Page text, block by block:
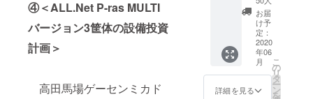
④＜ALL.Net P-ras MULTI
バージョン3筐体の設備投資
計画＞
高田馬場ゲーセンミカド
な
一緒に
遊ぼう
よとい
うイベ
ントで
※お好
きな配
信及び
大会に
は、タ
イトル
前を
ます
が、ミ
ド
らしい
ツとな
（押切
蓮介先
生サイ
ン入
り）
＋池
田店長
Live！
！その
１ ファ
ン必見
の限定
トーク
Liveを
実施し
お届
け予
定：
2020
年06
月
詳細を見る
こ
の
リ
タ
ー
ン
を